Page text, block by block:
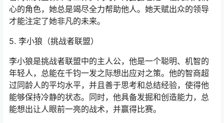
心的角色，她总是竭尽全力帮助他人。她天赋出众的领导
才能注定了她非凡的未来。
5. 李小狼（挑战者联盟）
李小狼是挑战者联盟中的主人公，他是一个聪明、机智的
年轻人，总能在千钧一发之际想出应对之策。他的智商超
过同龄人的平均水平，并且善于思考和总结经验，使得他
能够保持冷静的状态。同时，他具备发掘和创造能力，总
能想出让人眼前一亮的战术，并赢得比赛。